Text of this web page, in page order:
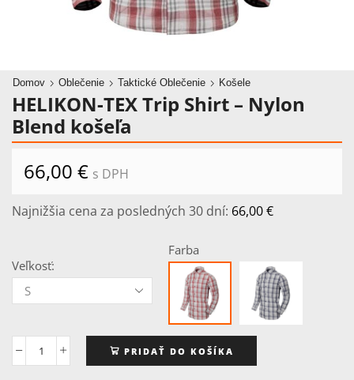
Domov Oblečenie Taktické Oblečenie Košele
HELIKON-TEX Trip Shirt – Nylon
Blend košeľa
66,00 € s DPH
Najnižšia cena za posledných 30 dní: 66,00€
Veľkosť:
Farba
množstvo
PRIDAŤ DO KOŠÍKA